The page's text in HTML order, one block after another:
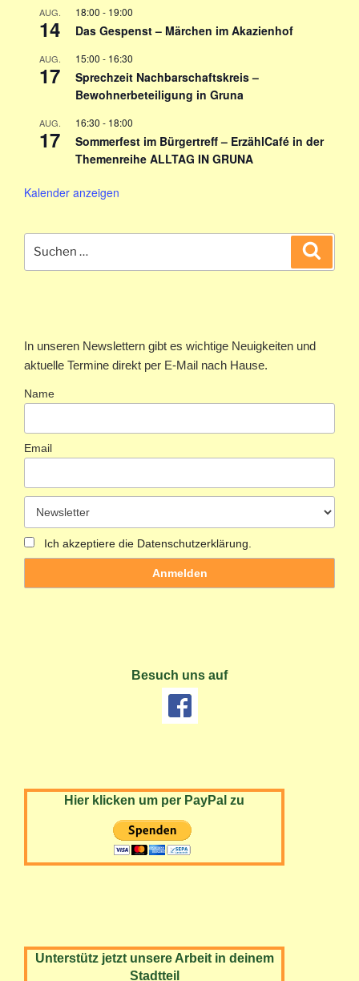
AUG.
14
18:00 - 19:00
Das Gespenst – Märchen im Akazienhof
AUG.
17
15:00 - 16:30
Sprechzeit Nachbarschaftskreis –
Bewohnerbeteiligung in Gruna
AUG.
17
16:30 - 18:00
Sommerfest im Bürgertreff – ErzählCafé in der
Themenreihe ALLTAG IN GRUNA
Kalender anzeigen
nach:
In unseren Newslettern gibt es wichtige Neuigkeiten und
aktuelle Termine direkt per E-Mail nach Hause.
Name
Email
Ich akzeptiere die Datenschutzerklärung.
Besuch uns auf
Hier klicken um per PayPal zu
Unterstütz jetzt unsere Arbeit in deinem
Stadtteil